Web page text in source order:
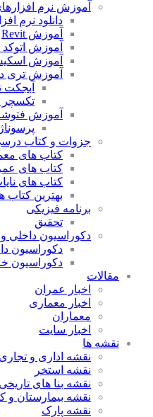
آموزش نرم
دانلود نرم
آموزش Revit
آموزش اتوکد Auto CAD
آموزش
آموزش
آموزش
پرسوناژ
جزوات و کتاب
کتاب های
کتاب های
کتاب های
بهترین
برنامه فیزیکی
تحقیق
دکوراسیون داخلی
دکوراسیون
دکوراسیون
مقالات
اخبار عمران
اخبار معماری
معماران
اخبار سایت
نقشه ها
نقشه اداری و تجاری
نقشه استخر
نقشه بنا های تاریخی
نقشه بیمارستان و
نقشه پارک